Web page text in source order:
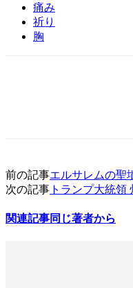
痛み
祈り
胸
前の記事エルサレムの聖
次の記事 トランプ大統領
関連記事同じ著者から